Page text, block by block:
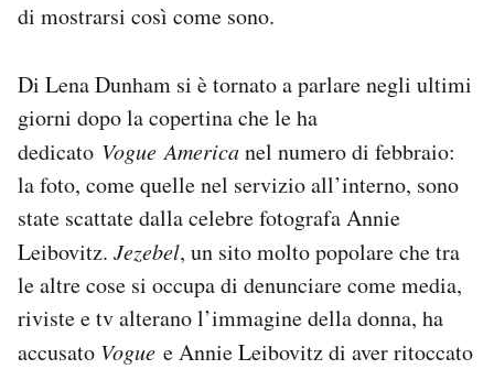
di mostrarsi così come sono.
Di Lena Dunham si è tornato a parlare negli ultimi
giorni dopo la copertina che le ha
dedicato Vogue Americanel numero di febbraio:
la foto, come quelle nel servizio all’interno, sono
state scattate dalla celebre fotografa Annie
Leibovitz. Jezebel, un sito molto popolare che tra
le altre cose si occupa di denunciare come media,
riviste e tv alterano l’immagine della donna, ha
accusato Vogue e Annie Leibovitz di aver ritoccato